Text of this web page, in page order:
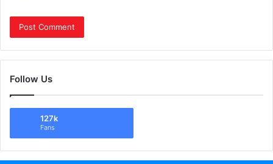
Follow Us
127k
Fans